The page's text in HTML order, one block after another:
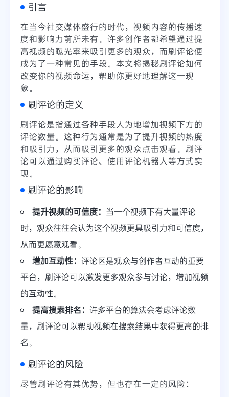
引言
在当今社交媒体盛行的时代，视频内容的传播速
度和影响力前所未有。许多创作者都希望通过提
高视频的曝光率来吸引更多的观众，而刷评论便
成为了一种常见的手段。本文将揭秘刷评论如何
改变你的视频命运，帮助你更好地理解这一现
象。
刷评论的定义
刷评论是指通过各种手段人为地增加视频下方的
评论数量。这种行为通常是为了提升视频的热度
和吸引力，从而吸引更多的观众点击观看。刷评
论可以通过购买评论、使用评论机器人等方式实
现。
刷评论的影响
提升视频的可信度： 当一个视频下有大量评论
时，观众往往会认为这个视频更具吸引力和可信度，
从而更愿意观看。
增加互动性： 评论区是观众与创作者互动的重要
平台，刷评论可以激发更多观众参与讨论，增加视频
的互动性。
提高搜索排名： 许多平台的算法会考虑评论数
量，刷评论可以帮助视频在搜索结果中获得更高的排
名。
刷评论的风险
尽管刷评论有其优势，但也存在一定的风险：